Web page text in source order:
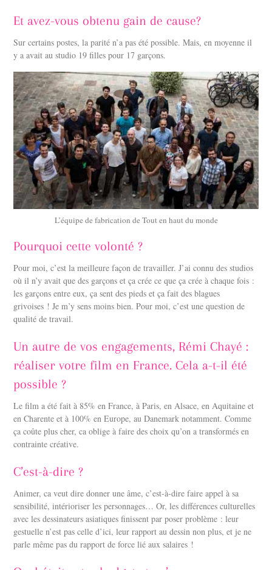
Et avez-vous obtenu gain de cause?
Sur certains postes, la parité n’a pas été possible. Mais, en moyenne il
y a avait au studio 19 filles pour 17 garçons.
L’équipe de fabrication de Tout en haut du monde
Pourquoi cette volonté ?
Pour moi, c’est la meilleure façon de travailler. J’ai connu des studios
où il n’y avait que des garçons et ça crée ce que ça crée à chaque fois :
les garçons entre eux, ça sent des pieds et ça fait des blagues
grivoises ! Je m’y sens moins bien. Pour moi, c’est une question de
qualité de travail.
Un autre de vos engagements, Rémi Chayé :
réaliser votre film en France. Cela a-t-il été
possible ?
Le film a été fait à 85% en France, à Paris, en Alsace, en Aquitaine et
en Charente et à 100% en Europe, au Danemark notamment. Comme
ça coûte plus cher, ca oblige à faire des choix qu’on a transformés en
contrainte créative.
C’est-à-dire ?
Animer, ca veut dire donner une âme, c’est-à-dire faire appel à sa
sensibilité, intérioriser les personnages… Or, les différences culturelles
avec les dessinateurs asiatiques finissent par poser problème : leur
gestuelle n’est pas celle d’ici, leur rapport au dessin non plus, et je ne
parle même pas du rapport de force lié aux salaires !